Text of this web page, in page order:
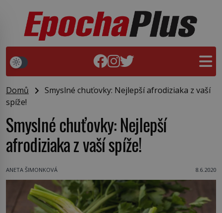
Domů
Smyslné chuťovky: Nejlepší afrodiziaka z vaší
spíže!
Smyslné chuťovky: Nejlepší
afrodiziaka z vaší spíže!
ANETA ŠIMONKOVÁ 8.6.2020